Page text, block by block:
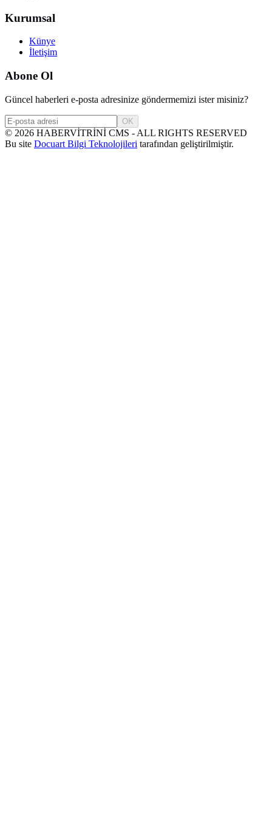
Kurumsal
Künye
İletişim
Abone Ol
Güncel haberleri e-posta adresinize göndermemizi ister misiniz?
OK
© 2026 HABERVİTRİNİ CMS - ALL RIGHTS RESERVED
Bu site Docuart Bilgi Teknolojileri tarafından geliştirilmiştir.